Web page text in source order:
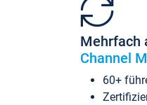
Mehrfach
Channel
60+